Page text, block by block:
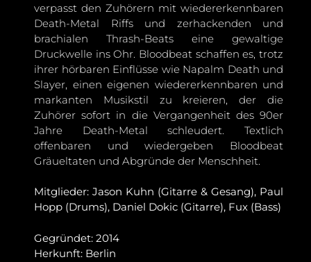
verpasst den Zuhörern mit wiedererkennbaren
Death-Metal Riffs und zerhackenden und
brachialen Thrash-Beats eine gewaltige
Druckwelle ins Ohr. Bloodbeat schaffen es, trotz
ihrer hörbaren Einflüsse wie Napalm Death und
Slayer, einen eigenen wiedererkennbaren und
markanten Musikstil zu kreieren, der die
Zuhörer sofort in die Vergangenheit des 90er
Jahre Death-Metal schleudert. Textlich
offenbaren und wiedergeben Bloodbeat
Gräueltaten und Abgründe der Menschheit.
Mitglieder: Jason Kuhn (Gitarre & Gesang), Paul
Hopp (Drums), Daniel Dokic (Gitarre), Fux (Bass)
Gegründet: 2014
Herkunft: Berlin